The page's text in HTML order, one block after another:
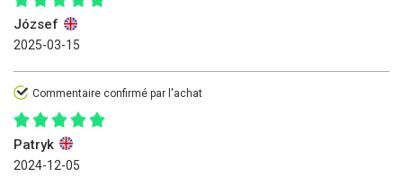
József
2025-03-15
Commentaire confirmé par l'achat
Patryk
2024-12-05